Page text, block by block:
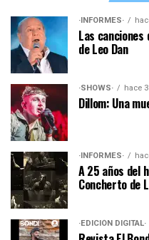
·INFORMES·
Las canciones
de Leo Dan
·SHOWS· hace
Dillom: Una
·INFORMES·
A 25 años del
Concherto de
·EDICIÓN DIGITAL·